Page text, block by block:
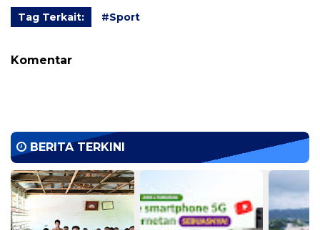
Tag Terkait: #Sport
Komentar
BERITA TERKINI